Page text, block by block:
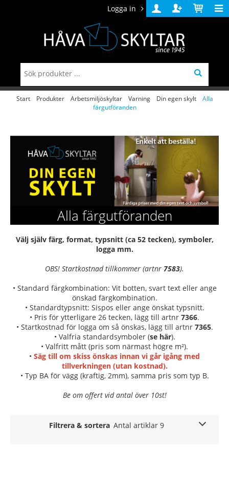
Logga in
Logga
in
Skapa
konto
Varukorg
Start Produkter Arbetsmiljöskyltar Varning Din egen skylt
Alla
färgutföranden
Alla färgutföranden
Välj själv färg, format, typsnitt (ca 52 tecken), symboler,
logga mm.
OBS! Startkostnad tillkommer (artnr 7583).
• Standard färgkombination: Vit botten, svart text eller ange
önskad färgkombination.
• Standardtypsnitt: Sispos eller ange önskat typsnitt.
• Pris för ytterligare 26 tecken, lägg till artnr 7366.
• Startkostnad för logga om så önskas, lägg till artnr 7365.
• Valfria standardsymboler (se här).
• Valfritt mått (pris som närmast högre m²).
• Säg till om skiss önskas innan vi går igång med
tillverkningen (utan kostnad).
• Typ BA för vägg (kraftig, 2mm), samma pris som typ B.
Be om offert vid antal över 10st!
Filtrera & sortera Antal artiklar 9